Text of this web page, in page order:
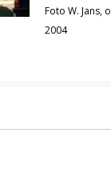
Foto W. Jans,
2004